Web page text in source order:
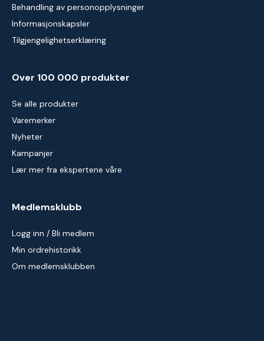
Behandling av personopplysninger
Informasjonskapsler
Tilgjengelighetserklæring
Over 100 000 produkter
Se alle produkter
Varemerker
Nyheter
Kampanjer
Lær mer fra ekspertene våre
Medlemsklubb
Logg inn / Bli medlem
Min ordrehistorikk
Om medlemsklubben